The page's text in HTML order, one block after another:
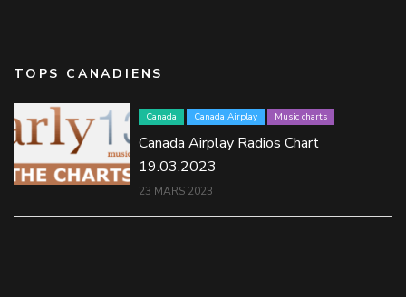
TOPS CANADIENS
Canada Canada Airplay Music charts
Canada Airplay Radios Chart
19.03.2023
23 MARS 2023